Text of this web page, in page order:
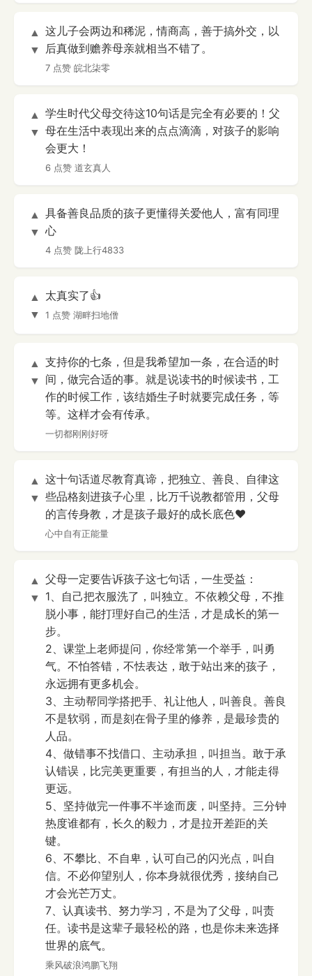
▲
▼
这儿子会两边和稀泥，情商高，善于搞外交，以
后真做到赡养母亲就相当不错了。
7 点赞 皖北柒零
▲
▼
学生时代父母交待这10句话是完全有必要的！父
母在生活中表现出来的点点滴滴，对孩子的影响
会更大！
6 点赞 道玄真人
▲
▼
具备善良品质的孩子更懂得关爱他人，富有同理
心
4 点赞 陇上行4833
▲
▼
太真实了👍
1 点赞 湖畔扫地僧
▲
▼
支持你的七条，但是我希望加一条，在合适的时
间，做完合适的事。就是说读书的时候读书，工
作的时候工作，该结婚生子时就要完成任务，等
等。这样才会有传承。
一切都刚刚好呀
▲
▼
这十句话道尽教育真谛，把独立、善良、自律这
些品格刻进孩子心里，比万千说教都管用，父母
的言传身教，才是孩子最好的成长底色❤️
心中自有正能量
▲
▼
父母一定要告诉孩子这七句话，一生受益：
1、自己把衣服洗了，叫独立。不依赖父母，不推
脱小事，能打理好自己的生活，才是成长的第一
步。
2、课堂上老师提问，你经常第一个举手，叫勇
气。不怕答错，不怯表达，敢于站出来的孩子，
永远拥有更多机会。
3、主动帮同学搭把手、礼让他人，叫善良。善良
不是软弱，而是刻在骨子里的修养，是最珍贵的
人品。
4、做错事不找借口、主动承担，叫担当。敢于承
认错误，比完美更重要，有担当的人，才能走得
更远。
5、坚持做完一件事不半途而废，叫坚持。三分钟
热度谁都有，长久的毅力，才是拉开差距的关
键。
6、不攀比、不自卑，认可自己的闪光点，叫自
信。不必仰望别人，你本身就很优秀，接纳自己
才会光芒万丈。
7、认真读书、努力学习，不是为了父母，叫责
任。读书是这辈子最轻松的路，也是你未来选择
世界的底气。
乘风破浪鸿鹏飞翔